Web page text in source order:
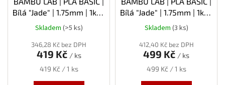
Bílá "Jade" | 1.75mm | 1kg |
Refill
Skladem (>5 ks)
346,28 Kč bez DPH
419 Kč / ks
Měrná
419 Kč / 1 ks
Bílá "Jade" | 1.75mm | 1kg |
Spool
Skladem (3 ks)
412,40 Kč bez DPH
499 Kč / ks
Měrná
499 Kč / 1 ks